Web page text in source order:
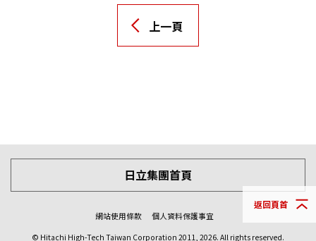
上一頁
返回頁首
日立集團首頁
網站使用條款
個人資料保護事宜
© Hitachi High-Tech Taiwan Corporation 2011, 2026. All rights reserved.